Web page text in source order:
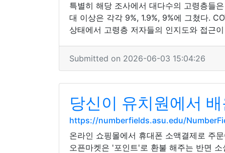
특별히 해당 조사에서 대다수의 고령층들
대 이상은 각각 9%, 1.9%, 9%에 그쳤다.
상태에서 고령층 저자들의 인지도와 접근
Submitted on 2026-06-03 15:04:26
당신이 유치원에서
https://numberfields.asu.edu/
온라인 쇼핑몰에서 휴대폰 소액결제로 주
오픈마켓은 '포인트'로 환불 해주는 반면